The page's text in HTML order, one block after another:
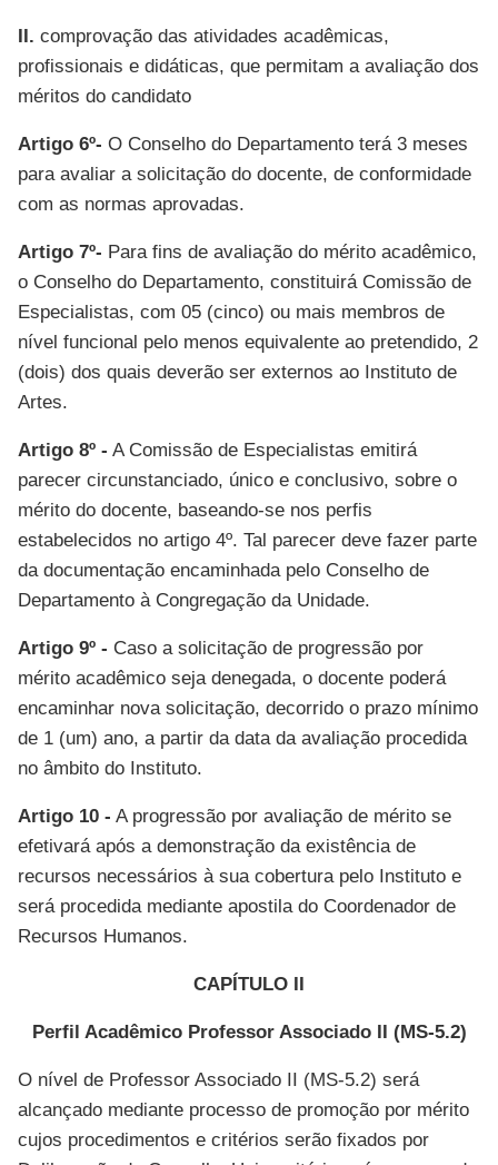
II. comprovação das atividades acadêmicas,
profissionais e didáticas, que permitam a avaliação dos
méritos do candidato
Artigo 6º- O Conselho do Departamento terá 3 meses
para avaliar a solicitação do docente, de conformidade
com as normas aprovadas.
Artigo 7º- Para fins de avaliação do mérito acadêmico,
o Conselho do Departamento, constituirá Comissão de
Especialistas, com 05 (cinco) ou mais membros de
nível funcional pelo menos equivalente ao pretendido, 2
(dois) dos quais deverão ser externos ao Instituto de
Artes.
Artigo 8º - A Comissão de Especialistas emitirá
parecer circunstanciado, único e conclusivo, sobre o
mérito do docente, baseando-se nos perfis
estabelecidos no artigo 4º. Tal parecer deve fazer parte
da documentação encaminhada pelo Conselho de
Departamento à Congregação da Unidade.
Artigo 9º - Caso a solicitação de progressão por
mérito acadêmico seja denegada, o docente poderá
encaminhar nova solicitação, decorrido o prazo mínimo
de 1 (um) ano, a partir da data da avaliação procedida
no âmbito do Instituto.
Artigo 10 - A progressão por avaliação de mérito se
efetivará após a demonstração da existência de
recursos necessários à sua cobertura pelo Instituto e
será procedida mediante apostila do Coordenador de
Recursos Humanos.
CAPÍTULO II
Perfil Acadêmico Professor Associado II (MS-5.2)
O nível de Professor Associado II (MS-5.2) será
alcançado mediante processo de promoção por mérito
cujos procedimentos e critérios serão fixados por